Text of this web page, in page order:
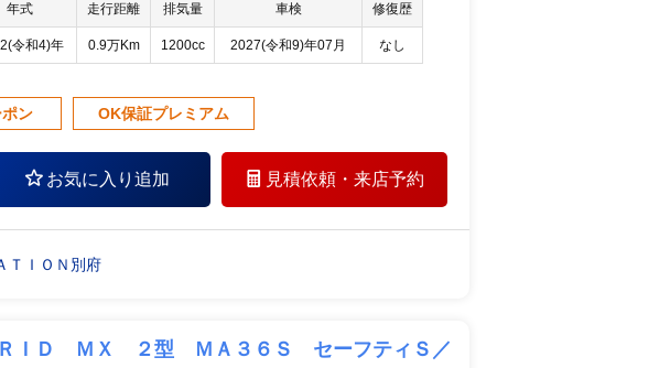
年式 走行距離 排気量 車検 修復歴
令和4)年 0.9万Km 1200cc 2027(令和9)年07月 なし
ン OK保証プレミアム
お気に入り追加 見積依頼・ 来店予約
ＴＩＯＮ別府
ＲＩＤ ＭＸ ２型 ＭＡ３６Ｓ セーフティＳ／